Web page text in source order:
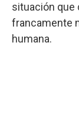
situación que
francamente
humana.